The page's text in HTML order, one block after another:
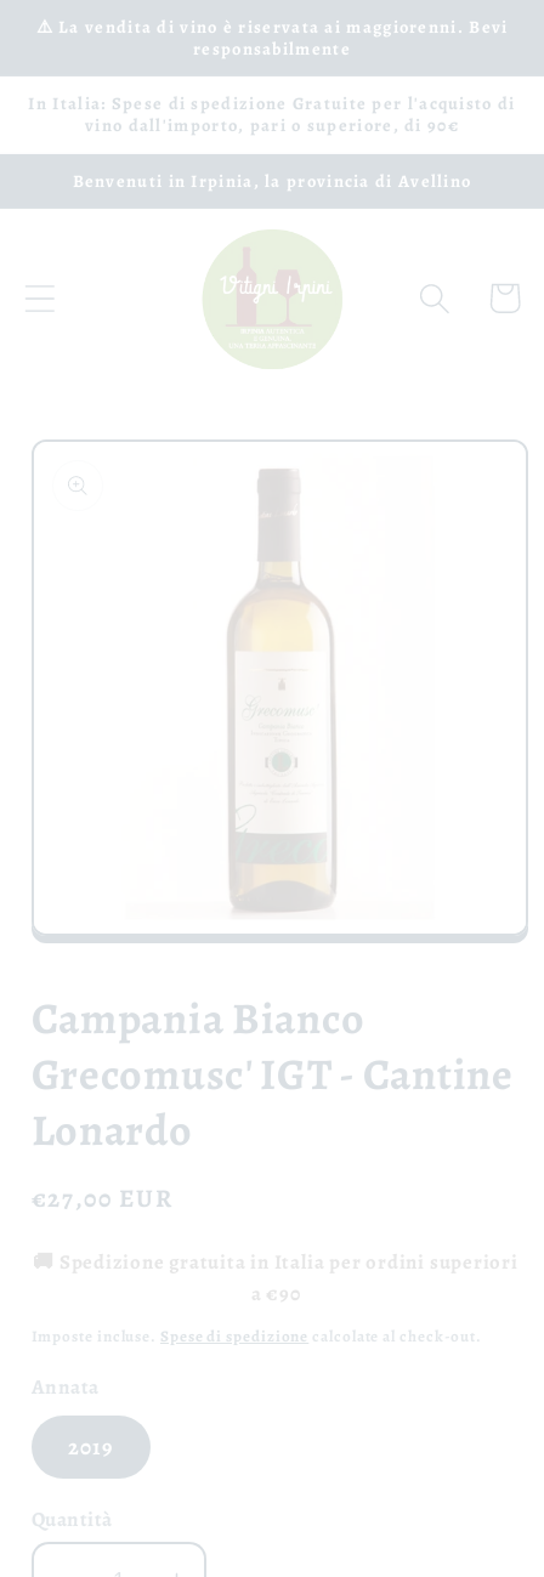
Vai
direttamente
⚠️ La vendita di vino è riservata ai maggiorenni. Bevi
responsabilmente
In Italia: Spese di spedizione Gratuite per l'acquisto di
vino dall'importo, pari o superiore, di 90€
Benvenuti in Irpinia, la provincia di Avellino
Carrello
Passa alle
informazioni
sul prodotto
Apri
in
finestra
Campania Bianco
Grecomusc' IGT - Cantine
Lonardo
Prezzo
listino
€27,00 EUR
🚚 Spedizione gratuita in Italia per ordini superiori
a €90
Imposte incluse. Spese di spedizione calcolate al check-out.
Annata
2019
Quantità